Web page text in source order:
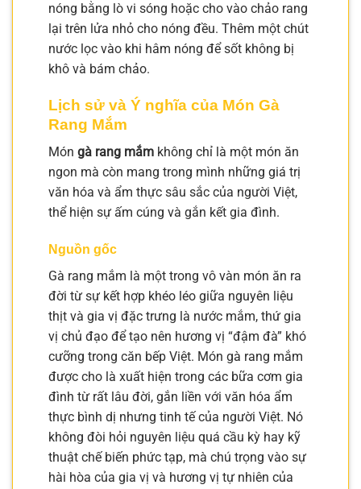
nóng bằng lò vi sóng hoặc cho vào chảo rang
lại trên lửa nhỏ cho nóng đều. Thêm một chút
nước lọc vào khi hâm nóng để sốt không bị
khô và bám chảo.
Lịch sử và Ý nghĩa của Món Gà
Rang Mắm
Món gà rang mắm không chỉ là một món ăn
ngon mà còn mang trong mình những giá trị
văn hóa và ẩm thực sâu sắc của người Việt,
thể hiện sự ấm cúng và gắn kết gia đình.
Nguồn gốc
Gà rang mắm là một trong vô vàn món ăn ra
đời từ sự kết hợp khéo léo giữa nguyên liệu
thịt và gia vị đặc trưng là nước mắm, thứ gia
vị chủ đạo để tạo nên hương vị “đậm đà” khó
cưỡng trong căn bếp Việt. Món gà rang mắm
được cho là xuất hiện trong các bữa cơm gia
đình từ rất lâu đời, gắn liền với văn hóa ẩm
thực bình dị nhưng tinh tế của người Việt. Nó
không đòi hỏi nguyên liệu quá cầu kỳ hay kỹ
thuật chế biến phức tạp, mà chú trọng vào sự
hài hòa của gia vị và hương vị tự nhiên của